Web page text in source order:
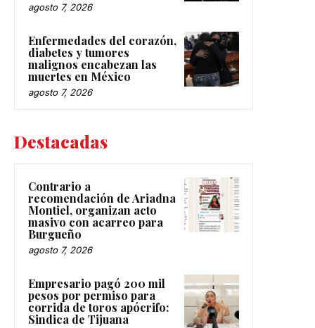
agosto 7, 2026
Enfermedades del corazón,
diabetes y tumores
malignos encabezan las
muertes en México
agosto 7, 2026
Destacadas
Contrario a
recomendación de Ariadna
Montiel, organizan acto
masivo con acarreo para
Burgueño
agosto 7, 2026
Empresario pagó 200 mil
pesos por permiso para
corrida de toros apócrifo:
Sindica de Tijuana